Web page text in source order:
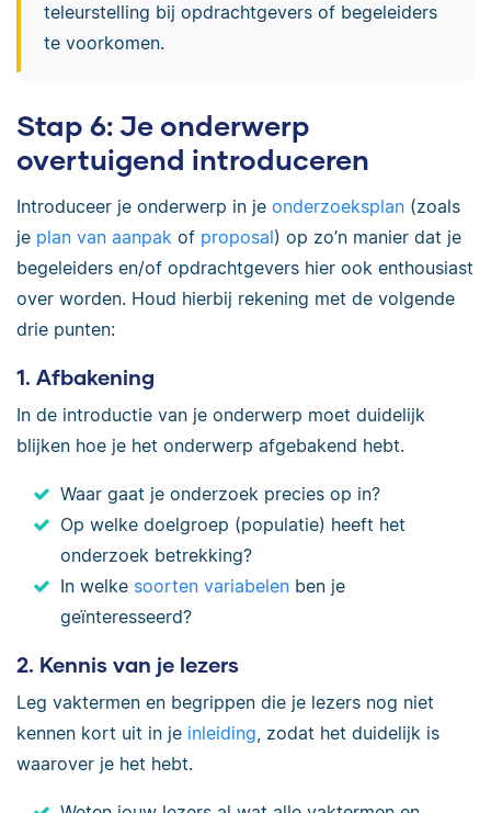
teleurstelling bij opdrachtgevers of begeleiders
te voorkomen.
Stap 6: Je onderwerp
overtuigend introduceren
Introduceer je onderwerp in je onderzoeksplan (zoals
je plan van aanpak of proposal) op zo’n manier dat je
begeleiders en/of opdrachtgevers hier ook enthousiast
over worden. Houd hierbij rekening met de volgende
drie punten:
1. Afbakening
In de introductie van je onderwerp moet duidelijk
blijken hoe je het onderwerp afgebakend hebt.
Waar gaat je onderzoek precies op in?
Op welke doelgroep (populatie) heeft het
onderzoek betrekking?
In welke soorten variabelen ben je
geïnteresseerd?
2. Kennis van je lezers
Leg vaktermen en begrippen die je lezers nog niet
kennen kort uit in je inleiding , zodat het duidelijk is
waarover je het hebt.